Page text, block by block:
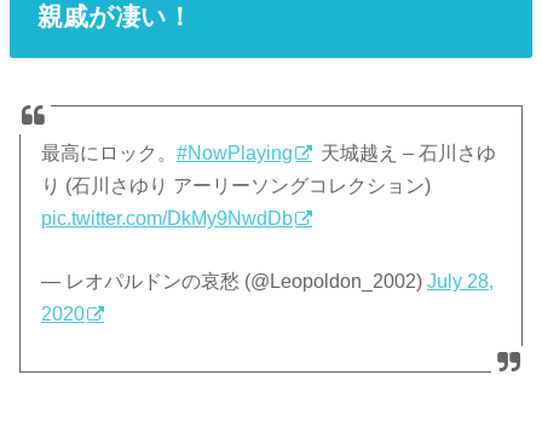
親戚が凄い！
最高にロック。#NowPlaying
天城越え – 石川さゆ
り (石川さゆり アーリーソングコレクション)
pic.twitter.com/DkMy9NwdDb
— レオパルドンの哀愁 (@Leopoldon_2002)July 28,
2020